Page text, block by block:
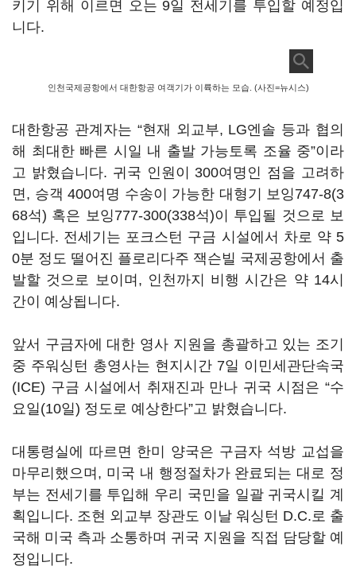
키기 위해 이르면 오는 9일 전세기를 투입할 예정입
니다.
인천국제공항에서 대한항공 여객기가 이륙하는 모습. (사진=뉴시스)
대한항공 관계자는 “현재 외교부, LG엔솔 등과 협의
해 최대한 빠른 시일 내 출발 가능토록 조율 중”이라
고 밝혔습니다. 귀국 인원이 300여명인 점을 고려하
면, 승객 400여명 수송이 가능한 대형기 보잉747-8(3
68석) 혹은 보잉777-300(338석)이 투입될 것으로 보
입니다. 전세기는 포크스턴 구금 시설에서 차로 약 5
0분 정도 떨어진 플로리다주 잭슨빌 국제공항에서 출
발할 것으로 보이며, 인천까지 비행 시간은 약 14시
간이 예상됩니다.
앞서 구금자에 대한 영사 지원을 총괄하고 있는 조기
중 주워싱턴 총영사는 현지시간 7일 이민세관단속국
(ICE) 구금 시설에서 취재진과 만나 귀국 시점은 “수
요일(10일) 정도로 예상한다”고 밝혔습니다.
대통령실에 따르면 한미 양국은 구금자 석방 교섭을
마무리했으며, 미국 내 행정절차가 완료되는 대로 정
부는 전세기를 투입해 우리 국민을 일괄 귀국시킬 계
획입니다. 조현 외교부 장관도 이날 워싱턴 D.C.로 출
국해 미국 측과 소통하며 귀국 지원을 직접 담당할 예
정입니다.